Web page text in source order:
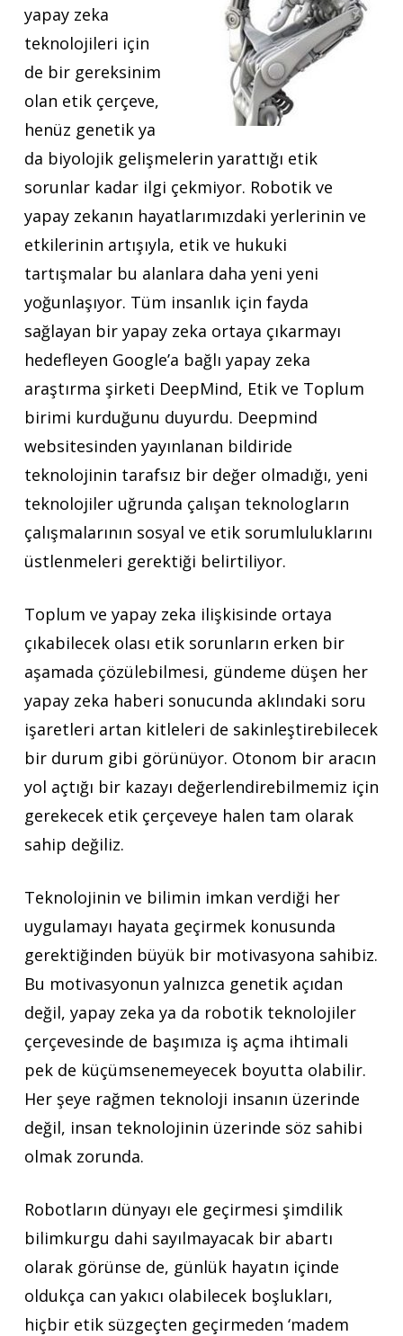
yapay zeka
teknolojileri için
de bir gereksinim
olan etik çerçeve,
henüz genetik ya
da biyolojik gelişmelerin yarattığı etik
sorunlar kadar ilgi çekmiyor. Robotik ve
yapay zekanın hayatlarımızdaki yerlerinin ve
etkilerinin artışıyla, etik ve hukuki
tartışmalar bu alanlara daha yeni yeni
yoğunlaşıyor. Tüm insanlık için fayda
sağlayan bir yapay zeka ortaya çıkarmayı
hedefleyen Google’a bağlı yapay zeka
araştırma şirketi DeepMind, Etik ve Toplum
birimi kurduğunu duyurdu. Deepmind
websitesinden yayınlanan bildiride
teknolojinin tarafsız bir değer olmadığı, yeni
teknolojiler uğrunda çalışan teknologların
çalışmalarının sosyal ve etik sorumluluklarını
üstlenmeleri gerektiği belirtiliyor.
Toplum ve yapay zeka ilişkisinde ortaya
çıkabilecek olası etik sorunların erken bir
aşamada çözülebilmesi, gündeme düşen her
yapay zeka haberi sonucunda aklındaki soru
işaretleri artan kitleleri de sakinleştirebilecek
bir durum gibi görünüyor. Otonom bir aracın
yol açtığı bir kazayı değerlendirebilmemiz için
gerekecek etik çerçeveye halen tam olarak
sahip değiliz.
Teknolojinin ve bilimin imkan verdiği her
uygulamayı hayata geçirmek konusunda
gerektiğinden büyük bir motivasyona sahibiz.
Bu motivasyonun yalnızca genetik açıdan
değil, yapay zeka ya da robotik teknolojiler
çerçevesinde de başımıza iş açma ihtimali
pek de küçümsenemeyecek boyutta olabilir.
Her şeye rağmen teknoloji insanın üzerinde
değil, insan teknolojinin üzerinde söz sahibi
olmak zorunda.
Robotların dünyayı ele geçirmesi şimdilik
bilimkurgu dahi sayılmayacak bir abartı
olarak görünse de, günlük hayatın içinde
oldukça can yakıcı olabilecek boşlukları,
hiçbir etik süzgeçten geçirmeden ‘madem